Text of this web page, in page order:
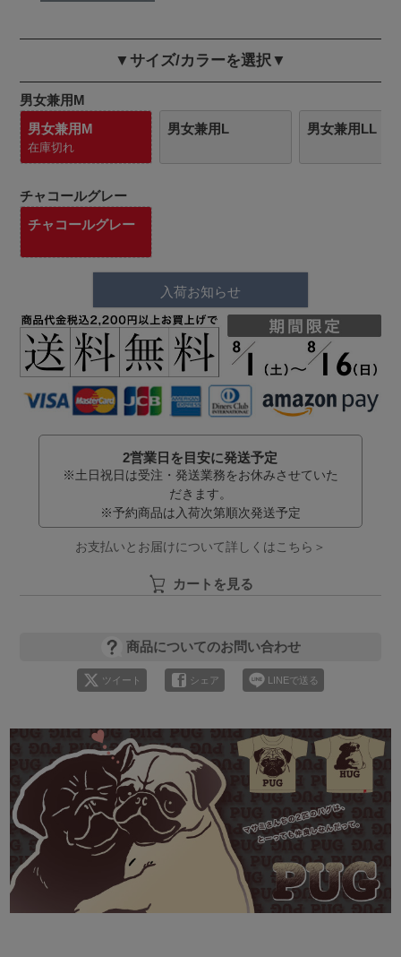
▼サイズ/カラーを選択▼
男女兼用M
男女兼用M
在庫切れ
男女兼用L 男女兼用LL
チャコールグレー
チャコールグレー
入荷お知らせ
2営業日を目安に発送予定
※土日祝日は受注・発送業務をお休みさせていた
だきます。
※予約商品は入荷次第順次発送予定
お支払いとお届けについて詳しくはこちら＞
カートを見る
商品についてのお問い合わせ
ツイート シェア LINEで送る